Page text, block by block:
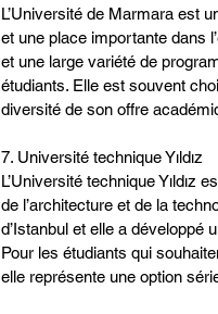
L’Université de Marmara est
et une place importante dans
et une large variété de
étudiants. Elle est souvent
diversité de son offre
7. Université technique Yıldız
L’Université technique Yıldız
de l’architecture et de la
d’Istanbul et elle a développé
Pour les étudiants qui
elle représente une option